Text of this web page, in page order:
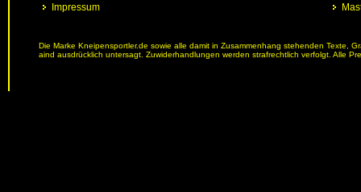
Impressum
Die Marke Kneipensportler.de sowie alle damit in Zusammenhang stehenden Texte,
aind ausdrücklich untersagt. Zuwiderhandlungen werden strafrechtlich verfolgt. Alle